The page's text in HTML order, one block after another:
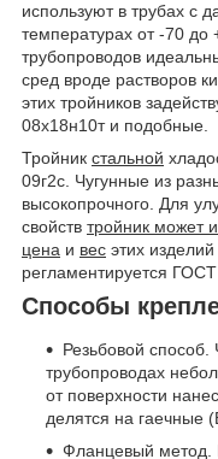
используют в трубах с
температурах от -70
трубопроводов
сред вроде растворов
этих тройников
08х18н10т и подобные.
Тройник стальной
09г2с. Чугунные из
высокопрочного. Для
свойств тройник может
цена и вес этих
регламентируется
Способы
Резьбовой способ.
трубопроводах
от поверхности
делятся на гаечные
Фланцевый метод.